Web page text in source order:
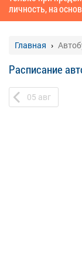
личность, на
Главная
Расписание
05 авг